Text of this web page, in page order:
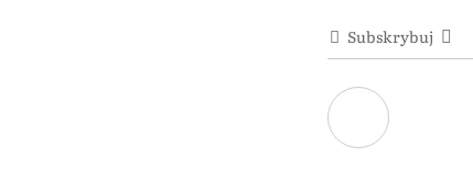
Subskrybuj